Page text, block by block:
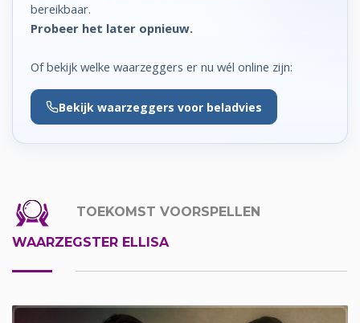
bereikbaar.
Probeer het later opnieuw.
Of bekijk welke waarzeggers er nu wél online zijn:
Bekijk waarzeggers voor beladvies
TOEKOMST VOORSPELLEN
WAARZEGSTER ELLISA